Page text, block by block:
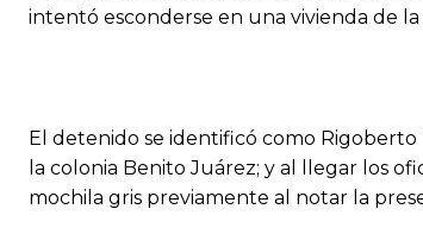
intentó esconderse en una vivienda de
El detenido se identificó como Rigoberto
la colonia Benito Juárez; y al llegar los
mochila gris previamente al notar la